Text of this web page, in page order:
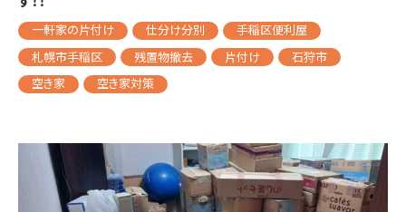
一軒家の片付け 仕分け分別
手稲区便利屋
札幌市手稲区
残置物撤去 片付け
石狩市
空き家
空き家対策